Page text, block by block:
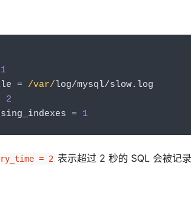
1
= /var/log/mysql/slow. log
2
= 1
= 2 表示超过 2 秒的 SQL 会被记